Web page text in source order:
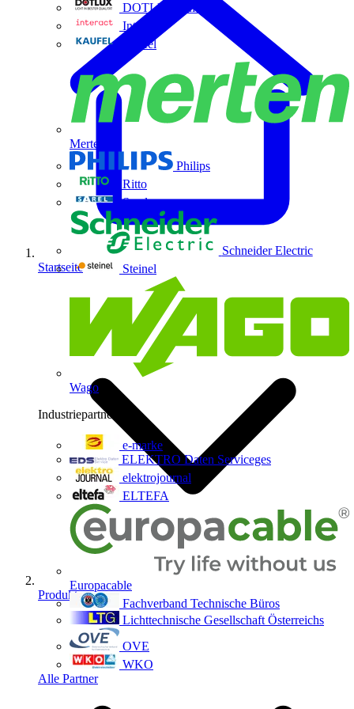
DOTLUX GmbH
Interact
Kaufel
Merten
Philips
Ritto
Sarel
Schneider Electric
Steinel
Wago
Industriepartner
e-marke
ELEKTRO Daten Serviceges
elektrojournal
ELTEFA
Europacable
Fachverband Technische Büros
Lichttechnische Gesellschaft Österreichs
OVE
WKO
Alle Partner
Startseite
Produkte